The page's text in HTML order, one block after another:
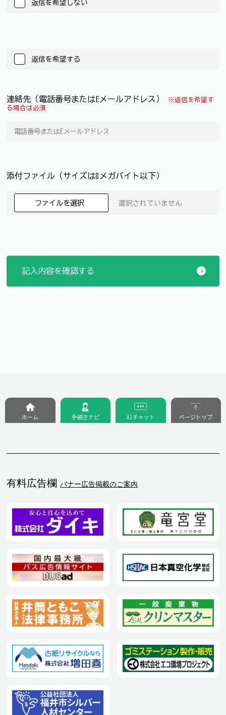
返信を希望しない
返信を希望する
連絡先（電話番号またはEメールアドレス）
※返信を希望す
る場合は必須
添付ファイル（サイズは8メガバイト以下）
ファイルを選択 選択されていません
有料広告欄 バナー広告掲載のご案内
ホーム 手続きナビ AIチャット ページトップ